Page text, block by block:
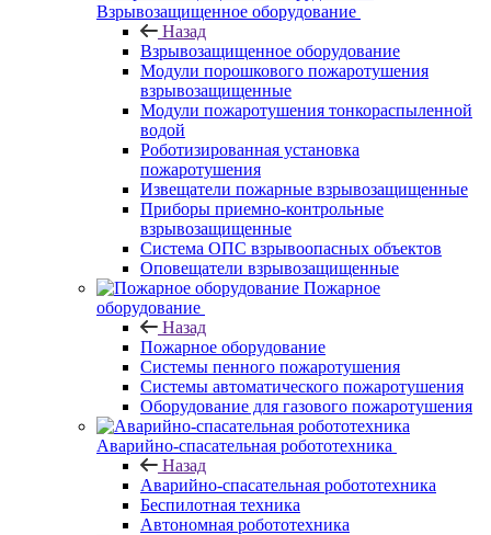
Взрывозащищенное оборудование
Назад
Взрывозащищенное оборудование
Модули порошкового пожаротушения
взрывозащищенные
Модули пожаротушения тонкораспыленной
водой
Роботизированная установка
пожаротушения
Извещатели пожарные взрывозащищенные
Приборы приемно-контрольные
взрывозащищенные
Система ОПС взрывоопасных объектов
Оповещатели взрывозащищенные
Пожарное
оборудование
Назад
Пожарное оборудование
Системы пенного пожаротушения
Системы автоматического пожаротушения
Оборудование для газового пожаротушения
Аварийно-спасательная робототехника
Назад
Аварийно-спасательная робототехника
Беспилотная техника
Автономная робототехника